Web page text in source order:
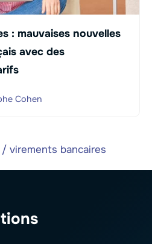
: mauvaises nouvelles
avec des
Cohen
/ virements bancaires